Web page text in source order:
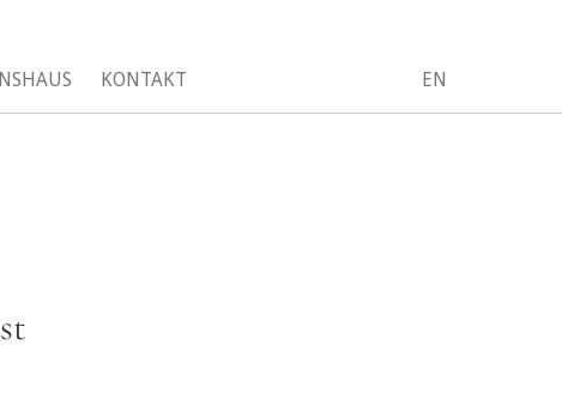
KONTAKT EN